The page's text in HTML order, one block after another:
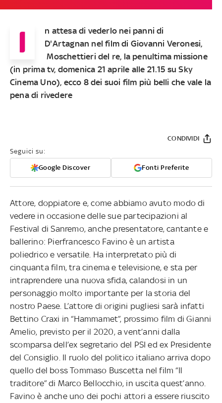
I
n attesa di vederlo nei panni di
D'Artagnan nel film di Giovanni Veronesi,
Moschettieri del re, la penultima missione
(in prima tv, domenica 21 aprile alle 21.15 su Sky
Cinema Uno), ecco 8 dei suoi film più belli che vale la
pena di rivedere
Seguici su:
Google Discover Fonti Preferite
CONDIVIDI
Attore, doppiatore e, come abbiamo avuto modo di
vedere in occasione delle sue partecipazioni al
Festival di Sanremo, anche presentatore, cantante e
ballerino: Pierfrancesco Favino è un artista
poliedrico e versatile. Ha interpretato più di
cinquanta film, tra cinema e televisione, e sta per
intraprendere una nuova sfida, calandosi in un
personaggio molto importante per la storia del
nostro Paese. L’attore di origini pugliesi sarà infatti
Bettino Craxi in “Hammamet”, prossimo film di Gianni
Amelio, previsto per il 2020, a vent’anni dalla
scomparsa dell’ex segretario del PSI ed ex Presidente
del Consiglio. Il ruolo del politico italiano arriva dopo
quello del boss Tommaso Buscetta nel film “Il
traditore” di Marco Bellocchio, in uscita quest’anno.
Favino è anche uno dei pochi attori a essere riuscito